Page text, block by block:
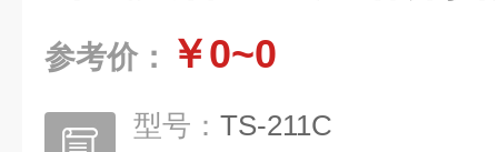
参考价： ￥0~0
型号： TS-211C